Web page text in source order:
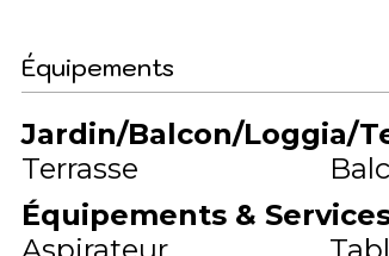
Équipements
Jardin/Balcon/Loggia/
Terrasse
Équipements &
Aspirateur